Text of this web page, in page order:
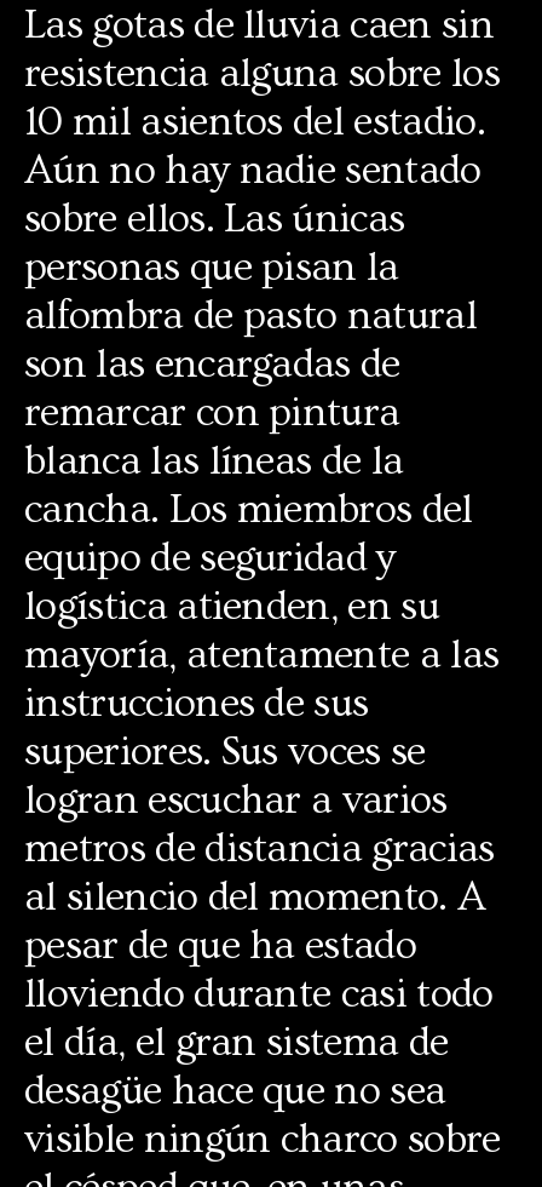
Las gotas de lluvia caen sin
resistencia alguna sobre los
10 mil asientos del estadio.
Aún no hay nadie sentado
sobre ellos. Las únicas
personas que pisan la
alfombra de pasto natural
son las encargadas de
remarcar con pintura
blanca las líneas de la
cancha. Los miembros del
equipo de seguridad y
logística atienden, en su
mayoría, atentamente a las
instrucciones de sus
superiores. Sus voces se
logran escuchar a varios
metros de distancia gracias
al silencio del momento. A
pesar de que ha estado
lloviendo durante casi todo
el día, el gran sistema de
desagüe hace que no sea
visible ningún charco sobre